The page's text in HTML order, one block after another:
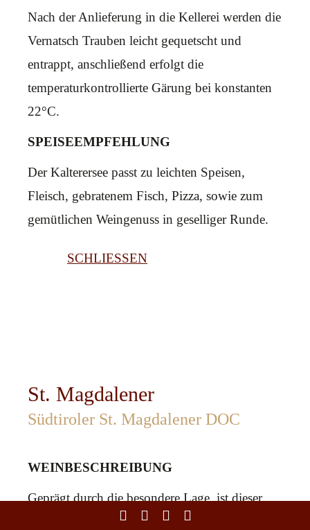
Nach der Anlieferung in die Kellerei werden die
Vernatsch Trauben leicht gequetscht und
entrappt, anschließend erfolgt die
temperaturkontrollierte Gärung bei konstanten
22°C.
SPEISEEMPFEHLUNG
Der Kalterersee passt zu leichten Speisen,
Fleisch, gebratenem Fisch, Pizza, sowie zum
gemütlichen Weingenuss in geselliger Runde.
SCHLIESSEN
St. Magdalener
Südtiroler St. Magdalener DOC
WEINBESCHREIBUNG
Geprägt durch die besondere Lage, ist dieser
Wein in der Farbe leuchtend rubinrot, das